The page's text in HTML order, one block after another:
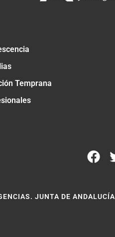
Temprana
JUNTA DE ANDALUCÍA